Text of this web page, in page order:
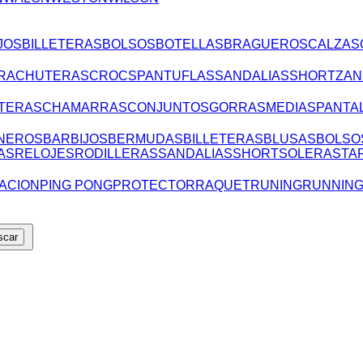
BILLETERASBOLSOSBOTELLASBRAGUEROSCALZAS
CHUTERASCROCSPANTUFLASSANDALIASSHORT
CHAMARRASCONJUNTOSGORRASMEDIAS
BARBIJOSBERMUDASBILLETERASBLUSAS
RELOJESRODILLERASSANDALIASSHORTSOLERAS
PING PONGPROTECTORRAQUETRUNINGRUNNING